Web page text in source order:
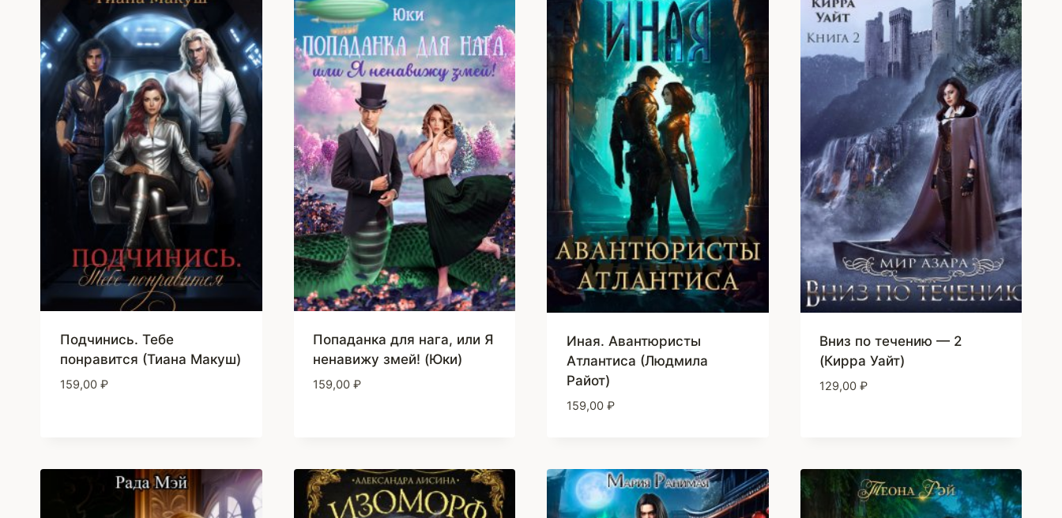
Подчинись. Тебе
понравится (Тиана Макуш)
159,00 ₽
Попаданка для нага, или Я
ненавижу змей! (Юки)
159,00 ₽
Иная. Авантюристы
Атлантиса (Людмила
Райот)
159,00 ₽
Вниз по течению — 2
(Кирра Уайт)
129,00 ₽